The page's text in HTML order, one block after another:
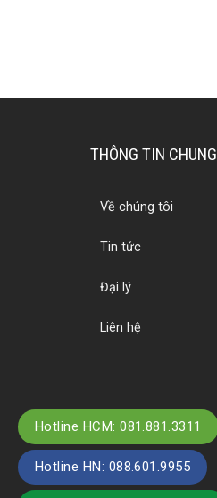
THÔNG TIN CHUNG
Về chúng tôi
Tin tức
Đại lý
Liên hệ
Hotline HCM: 081.881.3311
Hotline HN: 088.601.9955